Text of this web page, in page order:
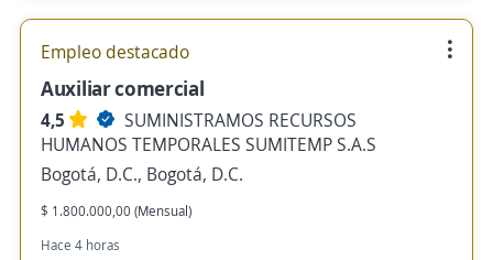
Empleo destacado
Auxiliar comercial
4,5
SUMINISTRAMOS RECURSOS
HUMANOS TEMPORALES SUMITEMP S.A.S
Bogotá, D.C., Bogotá, D.C.
$ 1.800.000,00 (Mensual)
Hace 4 horas